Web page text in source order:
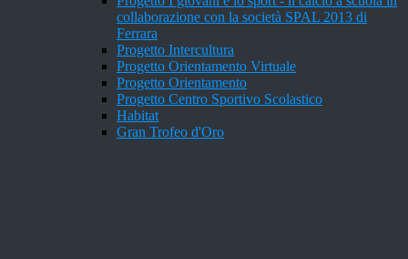
collaborazione con la società SPAL 2013 di
Ferrara
Progetto Intercultura
Progetto Orientamento Virtuale
Progetto Orientamento
Progetto Centro Sportivo Scolastico
Habitat
Gran Trofeo d'Oro